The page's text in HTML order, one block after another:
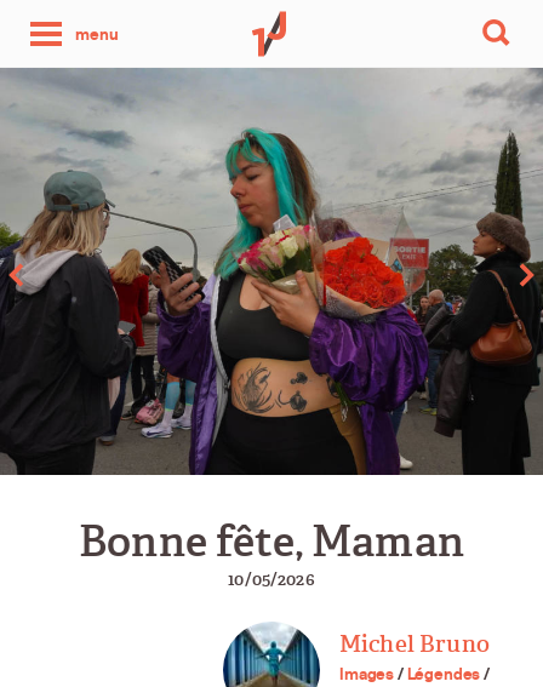
menu
photo
par
jour
Bonne fête, Maman
10/05/2026
Michel Bruno
Images/Légendes/